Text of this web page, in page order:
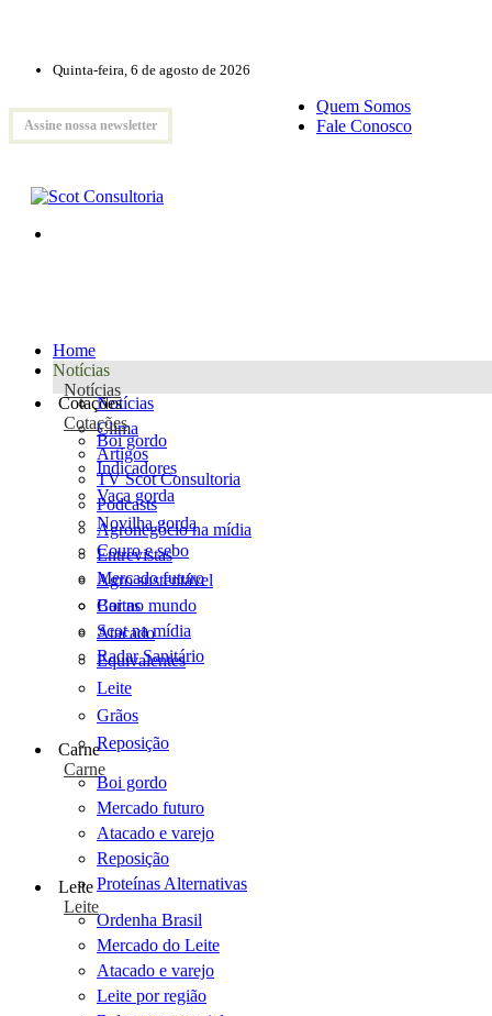
Quinta-feira, 6 de agosto de 2026
Assine nossa newsletter
Quem Somos
Fale Conosco
Home
Notícias
Notícias
Notícias
Clima
Artigos
TV Scot Consultoria
Podcasts
Agronegócio na mídia
Entrevistas
Agro sustentável
Cartas
Scot na mídia
Radar Sanitário
Cotações
Cotações
Boi gordo
Indicadores
Vaca gorda
Novilha gorda
Couro e sebo
Mercado futuro
Boi no mundo
Atacado
Equivalentes
Leite
Grãos
Reposição
Carne
Carne
Boi gordo
Mercado futuro
Atacado e varejo
Reposição
Proteínas Alternativas
Leite
Leite
Ordenha Brasil
Mercado do Leite
Atacado e varejo
Leite por região